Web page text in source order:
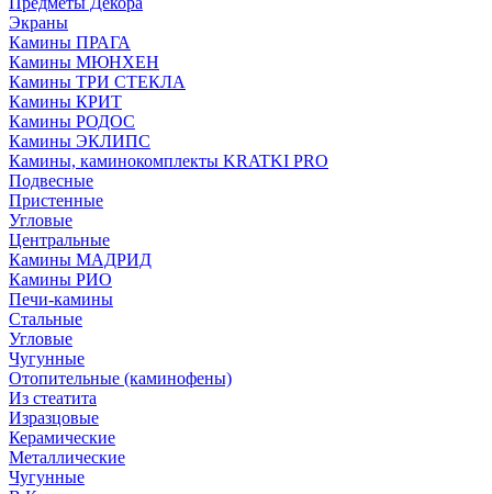
Экраны
Камины ПРАГА
Камины МЮНХЕН
Камины ТРИ СТЕКЛА
Камины КРИТ
Камины РОДОС
Камины ЭКЛИПС
Камины, каминокомплекты KRATKI PRO
Подвесные
Пристенные
Угловые
Центральные
Камины МАДРИД
Камины РИО
Печи-камины
Стальные
Угловые
Чугунные
Отопительные (каминофены)
Из стеатита
Изразцовые
Керамические
Металлические
Чугунные